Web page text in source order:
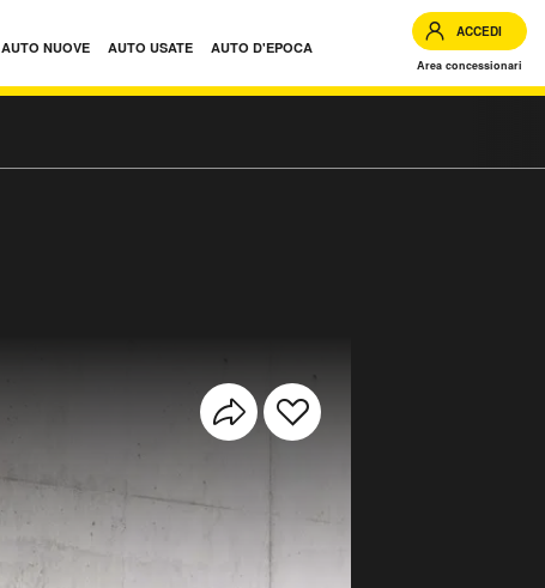
AUTO NUOVE AUTO USATE AUTO D'EPOCA
ACCEDI
Area concessionari